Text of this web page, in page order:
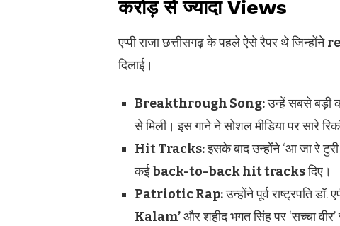
करोड़ से ज्यादा Views
एप्पी राजा छत्तीसगढ़ के पहले ऐसे रैपर थे जिन्होंने
दिलाई।
Breakthrough Song:उन्हें सबसे बड़ी
से मिली। इस गाने ने सोशल मीडिया पर सारे
Hit Tracks:इसके बाद उन्होंने ‘आ जा रे
कईback-to-back hit tracksदिए।
Patriotic Rap:उन्होंने पूर्व राष्ट्रपति
Kalam’और शहीद भगत सिंह पर ‘सच्चा